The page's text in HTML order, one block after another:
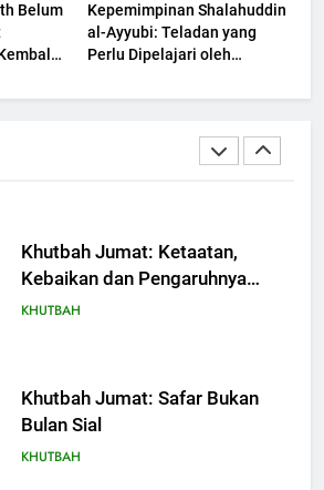
Belum
Kepemimpinan Shalahuddin
al-Ayyubi: Teladan yang
Perlu Dipelajari oleh
(2)
Berjaya?
KHUTBAH
Khutbah Jumat: Melihat
Limpahan Nikmat Allah
Khutbah Jumat: Ketaatan,
Kebaikan dan Pengaruhnya
dalam Jiwa Manusia
KHUTBAH
Khutbah Jumat: Safar Bukan
Bulan Sial
KHUTBAH